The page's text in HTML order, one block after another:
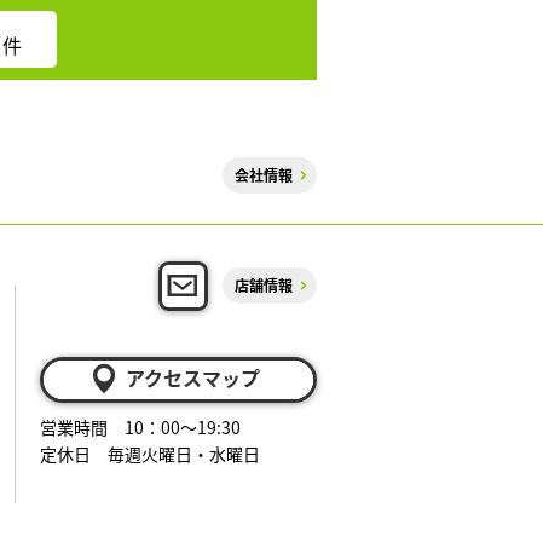
件
会社情報
店舗情報
アクセスマップ
営業時間 10：00～19:30
定休日 毎週火曜日・水曜日